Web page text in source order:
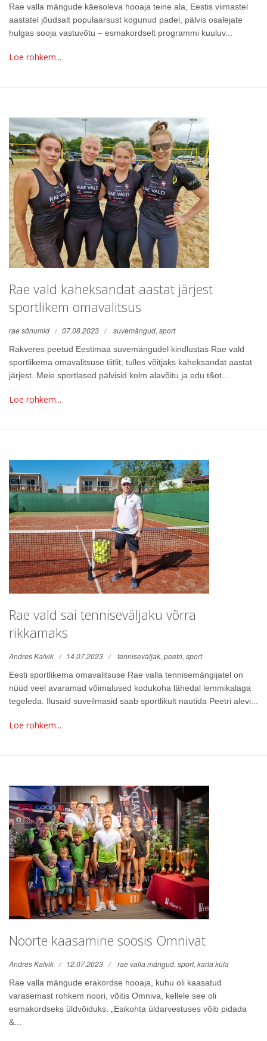
Rae valla mängude käesoleva hooaja teine ala, Eestis viimastel
aastatel jõudsalt populaarsust kogunud padel, pälvis osalejate
hulgas sooja vastuvõtu – esmakordselt programmi kuuluv...
Loe rohkem...
Rae vald kaheksandat aastat järjest
sportlikem omavalitsus
rae sõnumid 07.08.2023 suvemängud, sport
Rakveres peetud Eestimaa suvemängudel kindlustas Rae vald
sportlikema omavalitsuse tiitlit, tulles võitjaks kaheksandat aastat
järjest. Meie sportlased pälvisid kolm alavõitu ja edu t&ot...
Loe rohkem...
Rae vald sai tenniseväljaku võrra
rikkamaks
Andres Kalvik 14.07.2023 tenniseväljak, peetri, sport
Eesti sportlikema omavalitsuse Rae valla tennisemängijatel on
nüüd veel avaramad võimalused kodukoha lähedal lemmikalaga
tegeleda. Ilusaid suveilmasid saab sportlikult nautida Peetri alevi...
Loe rohkem...
Noorte kaasamine soosis Omnivat
Andres Kalvik 12.07.2023 rae valla mängud, sport, karla küla
Rae valla mängude erakordse hooaja, kuhu oli kaasatud
varasemast rohkem noori, võitis Omniva, kellele see oli
esmakordseks üldvõiduks. „Esikohta üldarvestuses võib pidada
&...